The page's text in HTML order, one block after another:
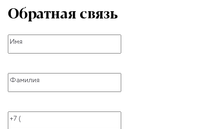
Обратная связь
Имя
Фамилия
Телефон